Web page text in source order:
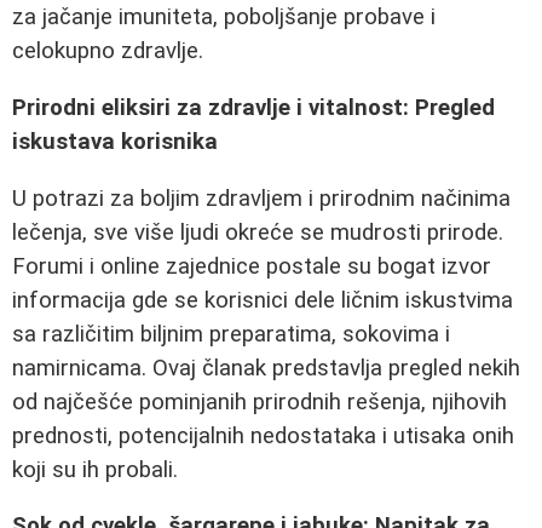
za jačanje imuniteta, poboljšanje probave i
celokupno zdravlje.
Prirodni eliksiri za zdravlje i vitalnost: Pregled
iskustava korisnika
U potrazi za boljim zdravljem i prirodnim načinima
lečenja, sve više ljudi okreće se mudrosti prirode.
Forumi i online zajednice postale su bogat izvor
informacija gde se korisnici dele ličnim iskustvima
sa različitim biljnim preparatima, sokovima i
namirnicama. Ovaj članak predstavlja pregled nekih
od najčešće pominjanih prirodnih rešenja, njihovih
prednosti, potencijalnih nedostataka i utisaka onih
koji su ih probali.